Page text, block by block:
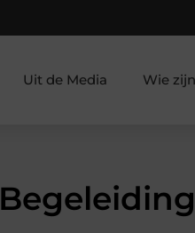
Uit de Media Wie